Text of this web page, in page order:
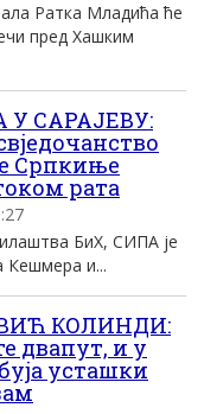
Ратка Младића ће
пред Хашким
САРАЈЕВУ:
Српкиње
рата
БиХ, СИПА је
Кешмера и...
КОЛИНДИ:
двапут, и у
усташки